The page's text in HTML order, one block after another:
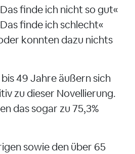
finde ich nicht so gut«
finde ich schlecht«
oder konnten dazu nichts
49 Jahre äußern sich
zu dieser Novellierung.
das sogar zu 75,3%
sowie den über 65